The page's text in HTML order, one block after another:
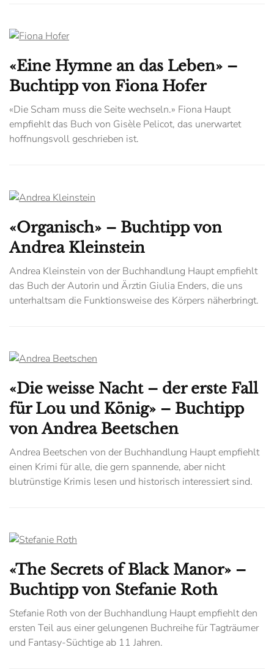
«Eine Hymne an das Leben» –
Buchtipp von Fiona Hofer
«Die Scham muss die Seite wechseln.» Fiona Haupt
empfiehlt das Buch von Gisèle Pelicot, das unerwartet
hoffnungsvoll geschrieben ist.
«Organisch» – Buchtipp von
Andrea Kleinstein
Andrea Kleinstein von der Buchhandlung Haupt empfiehlt
das Buch der Autorin und Ärztin Giulia Enders, die uns
unterhaltsam die Funktionsweise des Körpers näherbringt.
«Die weisse Nacht – der erste Fall
für Lou und König» – Buchtipp
von Andrea Beetschen
Andrea Beetschen von der Buchhandlung Haupt empfiehlt
einen Krimi für alle, die gern spannende, aber nicht
blutrünstige Krimis lesen und historisch interessiert sind.
«The Secrets of Black Manor» –
Buchtipp von Stefanie Roth
Stefanie Roth von der Buchhandlung Haupt empfiehlt den
ersten Teil aus einer gelungenen Buchreihe für Tagträumer
und Fantasy-Süchtige ab 11 Jahren.